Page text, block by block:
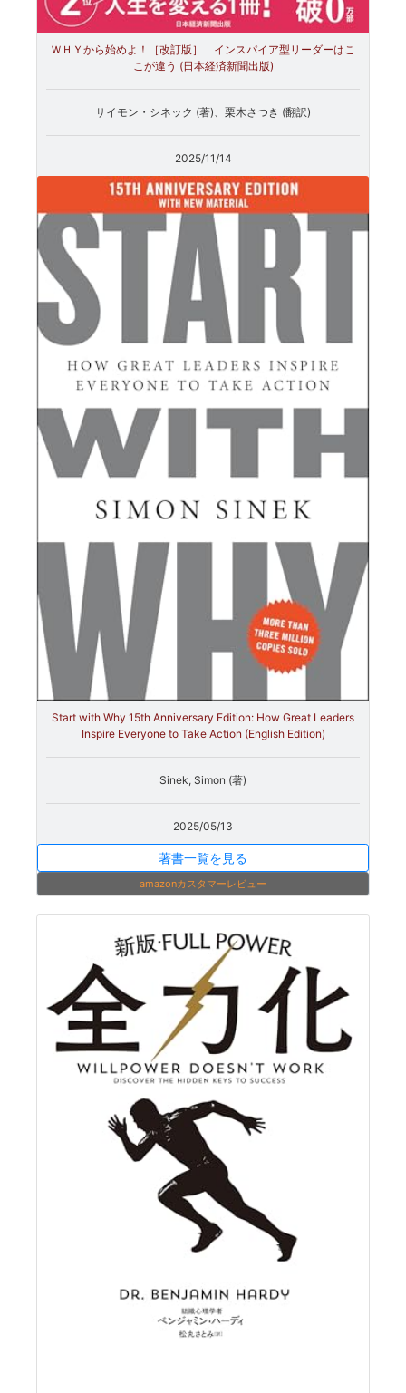
ＷＨＹから始めよ！［改訂版］ インスパイア型リーダーはこ
こが違う (日本経済新聞出版)
サイモン・シネック (著)、栗木さつき (翻訳)
2025/11/14
Start with Why 15th Anniversary Edition: How Great Leaders
Inspire Everyone to Take Action (English Edition)
Sinek, Simon (著)
2025/05/13
著書一覧を見る
amazonカスタマーレビュー